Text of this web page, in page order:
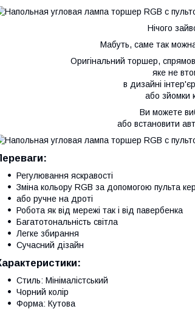
Нічого
Мабуть, саме так
Оригінальний торшер,
яке не
в дизайні
або зйомки
Ви можете
або встановити
Регулювання яскравості
Зміна кольору RGB за допомогою пульта
або ручне на дроті
Робота як від мережі так і від павербенка
Багатотональність світла
Легке збирання
Сучасний дізайн
Стиль: Мінімалістський
Чорний колір
Форма: Кутова